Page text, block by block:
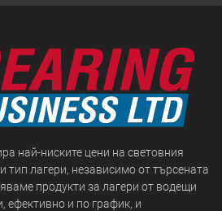
най-ниските цени на световния
тип лагери, независимо от търсената
продукти за лагери от водещи
ефективно и по график, и